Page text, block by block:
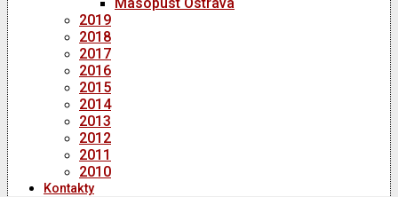
2019
2018
2017
2016
2015
2014
2013
2012
2011
2010
Kontakty